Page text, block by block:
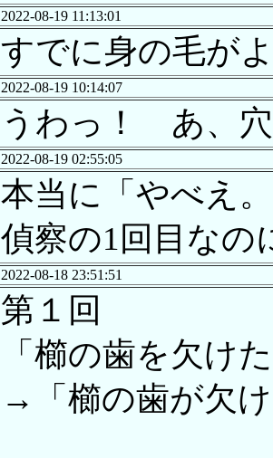
2022-08-19 11:13:01
すでに身の毛が
2022-08-19 10:14:07
うわっ！ あ、
2022-08-19 02:55:05
本当に「やべえ
偵察の1回目なの
2022-08-18 23:51:51
第１回
「櫛の歯を欠け
→「櫛の歯が欠